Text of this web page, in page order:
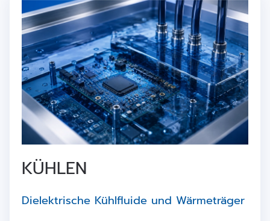
KÜHLEN
Dielektrische Kühlfluide und Wärmeträger